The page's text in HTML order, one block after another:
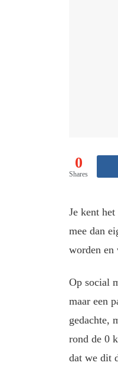
0
Shares
Je kent
mee dan
worden en
Op social
maar een
gedachte,
rond de 0
dat we dit